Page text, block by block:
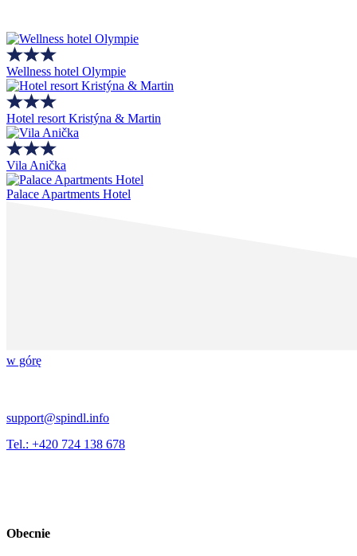
Wellness hotel Olympie
Hotel resort Kristýna & Martin
Vila Anička
Palace Apartments Hotel
w górę
support@spindl.info
Tel.: +420 724 138 678
Obecnie